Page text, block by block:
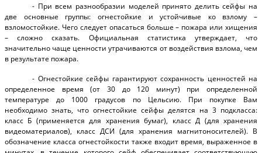
- При всем разнообразии моделей принято делить сейфы на
две основные группы: огнестойкие и устойчивые ко взлому –
взломостойкие. Чего следует опасаться больше – пожара или хищения
– сложно сказать. Официальная статистика утверждает, что
значительно чаще ценности утрачиваются от воздействия взлома, чем
в результате пожара.
- Огнестойкие сейфы гарантируют сохранность ценностей на
определенное время (от 30 до 120 минут) при определенной
температуре до 1000 градусов по Цельсию. При покупке Вам
необходимо знать, что огнестойкие сейфы делятся на 3 подкласса:
класс Б (применяется для хранения бумаг), класс Д (для хранения
видеоматериалов), класс ДСИ (для хранения магнитоносителей). В
обозначение класса огнестойкости также входит время, выраженное в